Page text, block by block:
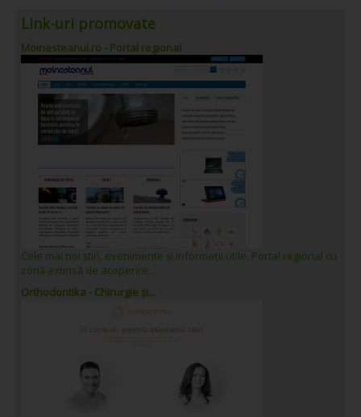
Link-uri promovate
Moinesteanul.ro - Portal regional
Cele mai noi știri, evenimente și informații utile. Portal regional cu
zonă extinsă de acoperire:...
Orthodontika - Chirurgie și...